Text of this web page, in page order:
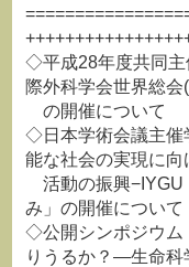
◇平成28年度共同主
際外科学会世界総会
の開催について
◇日本学術会議主催
能な社会の実現に向
活動の振興−IYGU
み」の開催について
◇公開シンポジウム
りうるか？―生命科